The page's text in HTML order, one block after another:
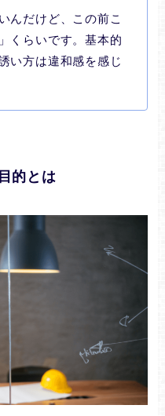
んだけど、この前こ
くらいです。基本的
い方は違和感を感じ
的とは